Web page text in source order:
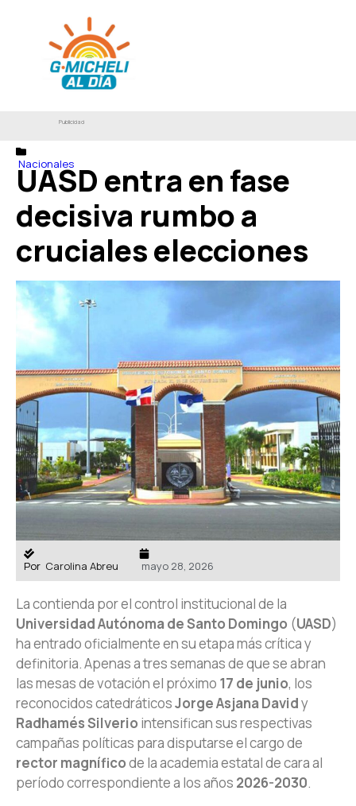
Publicidad
Nacionales
UASD entra en fase
decisiva rumbo a
cruciales elecciones
Por Carolina Abreu mayo 28, 2026
La contienda por el control institucional de la
Universidad Autónoma de Santo Domingo (UASD)
ha entrado oficialmente en su etapa más crítica y
definitoria. Apenas a tres semanas de que se abran
las mesas de votación el próximo 17 de junio, los
reconocidos catedráticosJorge Asjana Davidy
Radhamés Silverio intensifican sus respectivas
campañas políticas para disputarse el cargo de
rector magníficode la academia estatal de cara al
período correspondiente a los años 2026-2030.